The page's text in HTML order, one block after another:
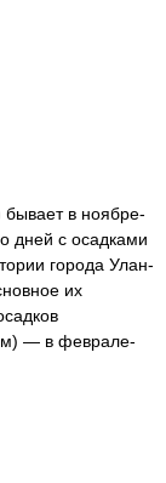
бывает в ноябре-
дней с осадками
города Улан-
их
— в феврале-